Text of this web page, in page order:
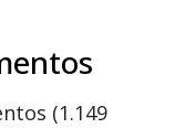
(1.149